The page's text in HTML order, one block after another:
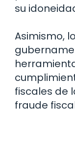
su
Asimismo,
fiscales de
fraude